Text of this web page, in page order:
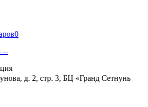
0
--
д. 2, стр. 3, БЦ «Гранд Сетнунь